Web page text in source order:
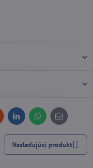
LinkedInWhatsApp
E-
mail
Nasledujúci produkt